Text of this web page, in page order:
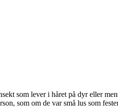
som lever i håret på dyr eller
som om de var små lus som